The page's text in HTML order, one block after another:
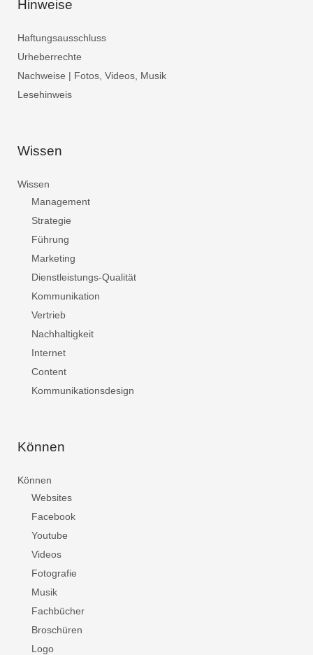
Hinweise
Haftungsausschluss
Urheberrechte
Nachweise | Fotos, Videos, Musik
Lesehinweis
Wissen
Wissen
Management
Strategie
Führung
Marketing
Dienstleistungs-Qualität
Kommunikation
Vertrieb
Nachhaltigkeit
Internet
Content
Kommunikationsdesign
Können
Können
Websites
Facebook
Youtube
Videos
Fotografie
Musik
Fachbücher
Broschüren
Logo